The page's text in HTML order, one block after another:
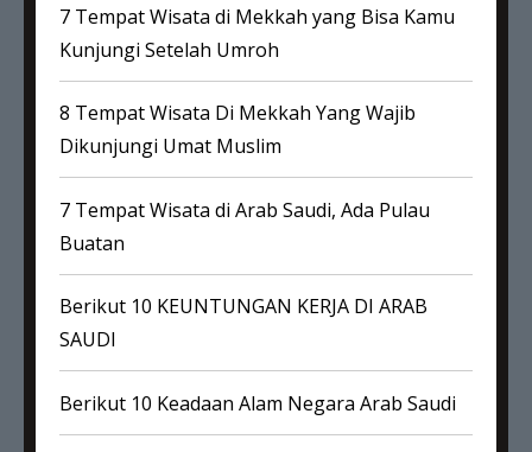
7 Tempat Wisata di Mekkah yang Bisa Kamu
Kunjungi Setelah Umroh
8 Tempat Wisata Di Mekkah Yang Wajib
Dikunjungi Umat Muslim
7 Tempat Wisata di Arab Saudi, Ada Pulau
Buatan
Berikut 10 KEUNTUNGAN KERJA DI ARAB
SAUDI
Berikut 10 Keadaan Alam Negara Arab Saudi